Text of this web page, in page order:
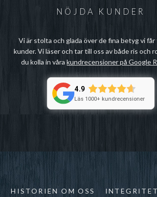
NÖJDA KUNDER
Vi är stolta och glada över de fina betyg vi får
kunder. Vi läser och tar till oss av både ris och
du kolla in vårakundrecensioner på Google
4.9
Läs 1000+ kundrecensioner
HISTORIEN OM OSS INTEGRITET